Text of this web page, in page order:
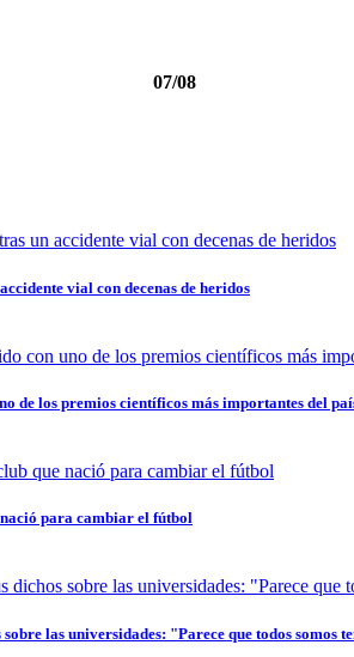
07/08
vial con decenas de heridos
de los premios científicos más importantes del
nació para cambiar el fútbol
las universidades: "Parece que todos somos